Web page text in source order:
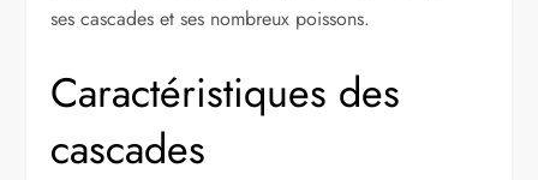
ses cascades et ses nombreux poissons.
Caractéristiques des
cascades